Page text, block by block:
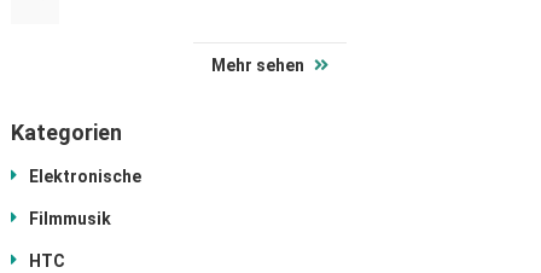
Mehr sehen
Kategorien
Elektronische
Filmmusik
HTC